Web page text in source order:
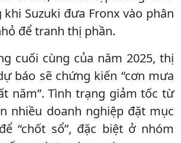
khi Suzuki đưa Fronx vào phân
để tranh thị phần.
cuối cùng của năm 2025, thị
báo sẽ chứng kiến “cơn mưa
năm”. Tình trạng giảm tốc từ
nhiều doanh nghiệp đặt mục
“chốt sổ”, đặc biệt ở nhóm